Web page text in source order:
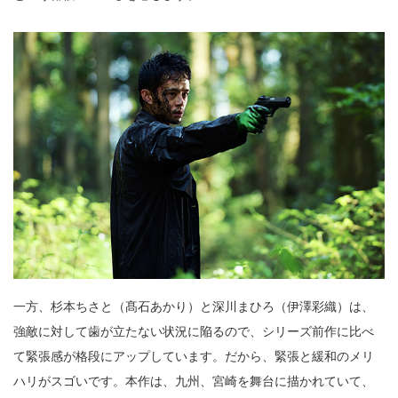
一方、杉本ちさと（髙石あかり）と深川まひろ（伊澤彩織）は、
強敵に対して歯が立たない状況に陥るので、シリーズ前作に比べ
て緊張感が格段にアップしています。だから、緊張と緩和のメリ
ハリがスゴいです。本作は、九州、宮崎を舞台に描かれていて、